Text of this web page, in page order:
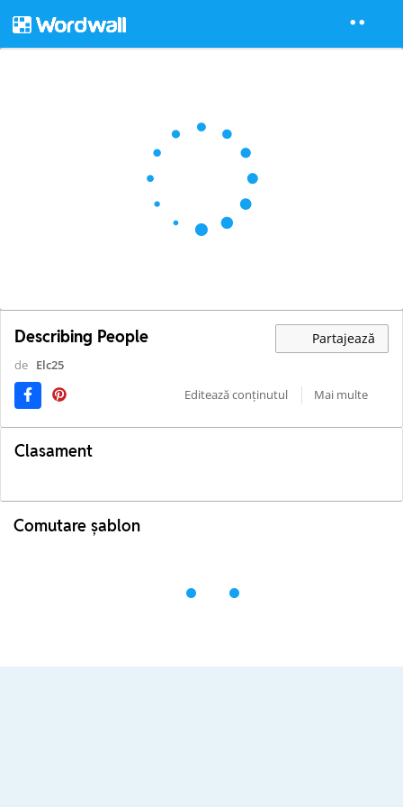
Describing People Partajează
de Elc25
Editează conținutul
Mai multe
Clasament
Comutare șablon